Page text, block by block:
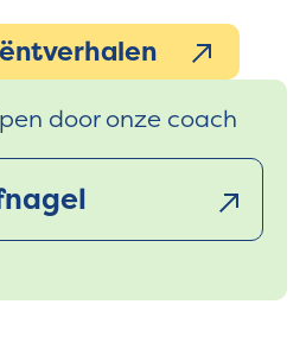
door onze coach